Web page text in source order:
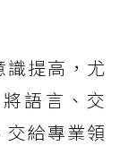
識提高，尤
語言、交
給專業領